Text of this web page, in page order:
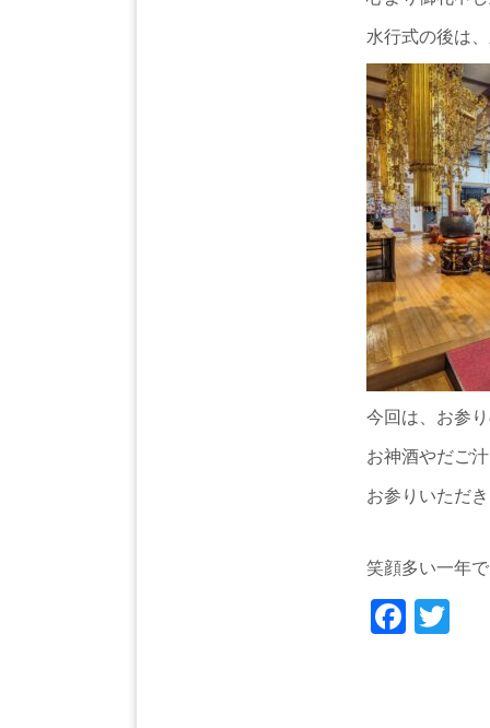
水行式の後は
今回は、お参
お神酒やだご
お参りいただ
笑顔多い一年